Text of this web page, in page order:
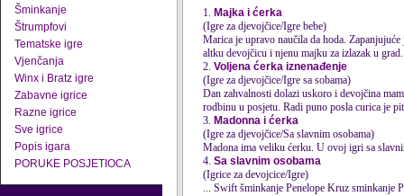
Šminkanje
Štrumpfovi
Tematske igre
Vjenčanja
Winx i Bratz igre
Zabavne igrice
Razne igrice
Sve igrice
Popis igara
PORUKE POSJETIOCA
1. Majka i ćerka
(Igre za djevojčice/Igre bebe)
Marica je upravo naučila da hoda.
altku devojčicu i njenu majku za izlazak u grad.
2. Voljena ćerka iznenađenje
(Igre za djevojčice/Igre sa sobama)
Dan zahvalnosti dolazi uskoro i devojčina
rodbinu u posjetu. Radi puno posla curica je
3. Madonna i ćerka
(Igre za djevojčice/Sa slavnim osobama)
Madona ima veliku ćerku. U ovoj igri sa
4. Sa slavnim osobama
(Igrice za devojcice/Igre)
... Swift šminkanje Penelope Kruz sminkanje Pevačica Taylor Swift Paris Hilton u pritvoru Izobliči Paris Hilton Džoni Dep Emma Watsons